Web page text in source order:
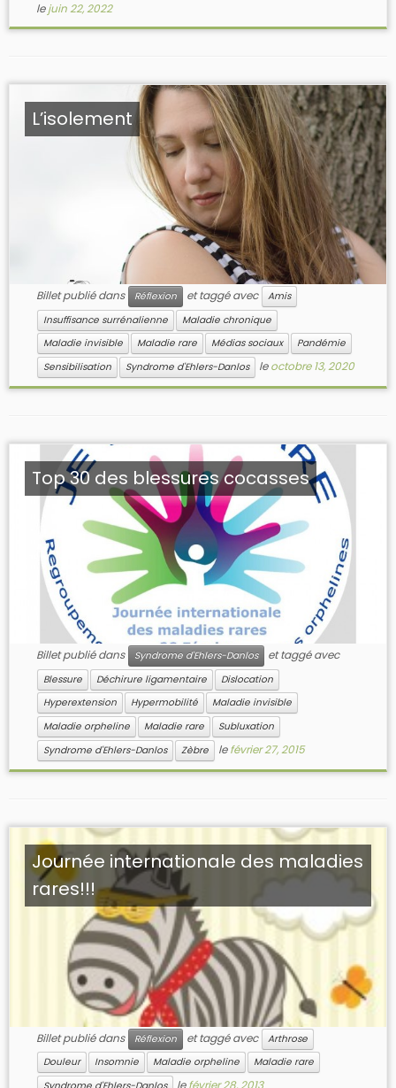
lejuin 22, 2022
L’isolement
Billet publié dans Réflexion et taggé avec
Amis
Insuffisance surrénalienne
Maladie chronique
Maladie invisible
Maladie rare Médias sociaux
Pandémie
Sensibilisation
Syndrome d'Ehlers-Danlos leoctobre 13, 2020
Top 30 des blessures cocasses
Billet publié dans Syndrome d'Ehlers-Danlos et taggé avec
Blessure Déchirure ligamentaire
Dislocation
Hyperextension
Hypermobilité
Maladie invisible
Maladie orpheline
Maladie rare
Subluxation
Syndrome d'Ehlers-Danlos
Zèbre lefévrier 27, 2015
Journée internationale des maladies
rares!!!
Billet publié dans Réflexion et taggé avec
Arthrose
Douleur
Insomnie Maladie orpheline
Maladie rare